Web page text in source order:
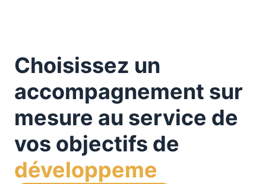
Choisissez un
accompagnement sur
mesure au service de
vos objectifs de
développem